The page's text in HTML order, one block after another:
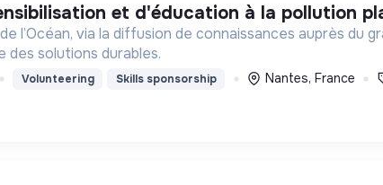
et d'éducation à la pollution
l’Océan, via la diffusion de connaissances auprès du
solutions durables.
Volunteering Skills sponsorship Nantes, France